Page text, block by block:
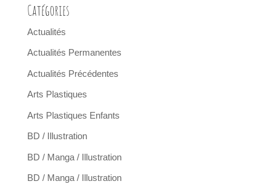
Catégories
Actualités
Actualités Permanentes
Actualités Précédentes
Arts Plastiques
Arts Plastiques Enfants
BD / Illustration
BD / Manga / Illustration
BD / Manga / Illustration